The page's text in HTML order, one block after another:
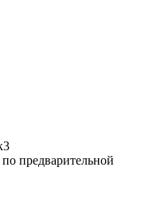
предварительной